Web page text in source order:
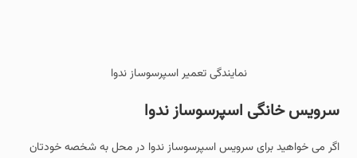
نمایندگی تعمیر اسپرسوساز ندوا
سرویس خانگی اسپرسوساز ندوا
اگر می خواهید برای سرویس اسپرسوساز ندوا در محل به شخصه خودتان